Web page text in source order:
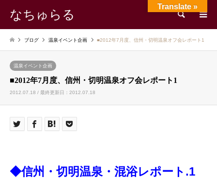
なちゅらる 検索
ブログ 温泉イベント企画 ■2012年7月度、信州・切明温泉オフ会レポート1
温泉イベント企画
■2012年7月度、信州・切明温泉オフ会レポート1
2012.07.18 / 最終更新日：2012.07.18
◆信州・切明温泉・混浴レポート.1
Translate »